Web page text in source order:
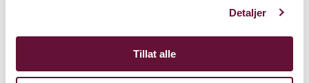
Detaljer
Tillat alle
Varighet: 1 t, 15 min
u/pause